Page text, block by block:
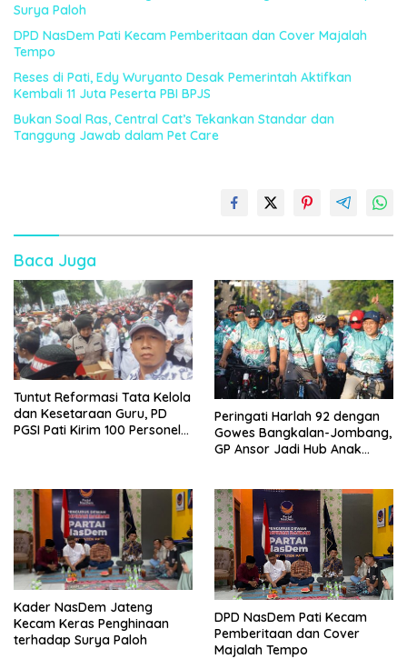
Surya Paloh
DPD NasDem Pati Kecam Pemberitaan dan Cover Majalah
Tempo
Reses di Pati, Edy Wuryanto Desak Pemerintah Aktifkan
Kembali 11 Juta Peserta PBI BPJS
Bukan Soal Ras, Central Cat’s Tekankan Standar dan
Tanggung Jawab dalam Pet Care
Baca Juga
Tuntut Reformasi Tata Kelola
dan Kesetaraan Guru, PD
PGSI Pati Kirim 100 Personel
Peringati Harlah 92 dengan
Gowes Bangkalan-Jombang,
GP Ansor Jadi Hub Anak
Kader NasDem Jateng
Kecam Keras Penghinaan
terhadap Surya Paloh
DPD NasDem Pati Kecam
Pemberitaan dan Cover
Majalah Tempo